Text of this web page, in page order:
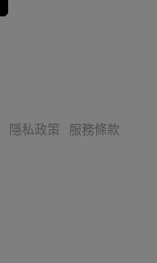
隱私政策 服務條款